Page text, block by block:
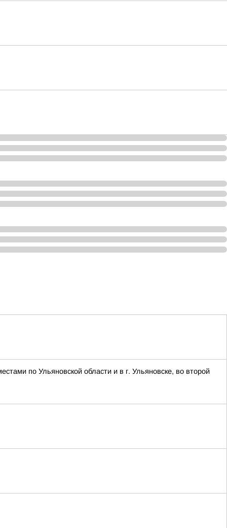
по Ульяновской области и в г. Ульяновске, во второй